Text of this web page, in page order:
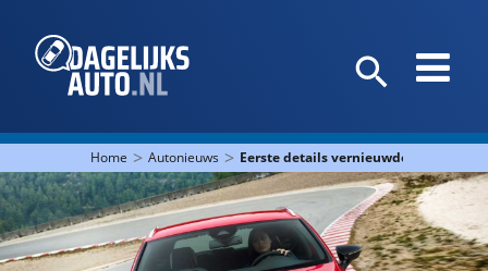
Home > Autonieuws > Eerste details vernieuwde Seat Leon